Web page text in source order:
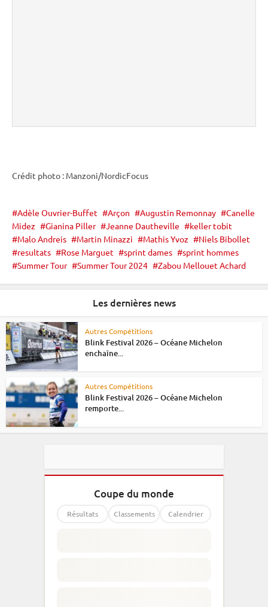
Crédit photo : Manzoni/NordicFocus
Adèle Ouvrier-Buffet Arçon Augustin Remonnay
Canelle
Midez
Gianina Piller Jeanne Dautheville
keller tobit
Malo Andreis
Martin Minazzi Mathis Yvoz
Niels Bibollet
resultats
Rose Marguet sprint dames
sprint hommes
Summer Tour
Summer Tour 2024 Zabou Mellouet Achard
Les dernières news
Autres Compétitions
Blink Festival 2026 – Océane Michelon
enchaîne...
Autres Compétitions
Blink Festival 2026 – Océane Michelon
remporte...
Coupe du monde
Résultats Classements Calendrier